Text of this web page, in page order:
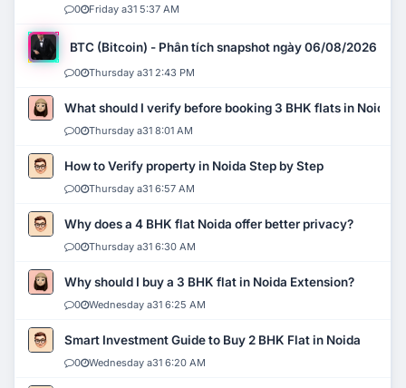
0 Friday a31 5:37 AM
BTC (Bitcoin) - Phân tích snapshot ngày 06/08/2026
0 Thursday a31 2:43 PM
What should I verify before booking 3 BHK flats in Noida?
0 Thursday a31 8:01 AM
How to Verify property in Noida Step by Step
0 Thursday a31 6:57 AM
Why does a 4 BHK flat Noida offer better privacy?
0 Thursday a31 6:30 AM
Why should I buy a 3 BHK flat in Noida Extension?
0 Wednesday a31 6:25 AM
Smart Investment Guide to Buy 2 BHK Flat in Noida
0 Wednesday a31 6:20 AM